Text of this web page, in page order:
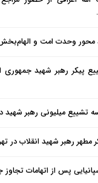
خرید، حمام،
با مرور زمان
به طور کامل
مسجد چشمان شما
منطقه فاتح،
محور وحدت امت و
پیکر رهبر شهید جمهوری
تشییع میلیونی رهبر شهید
مطهر رهبر شهید انقلاب در
پس از اتهامات